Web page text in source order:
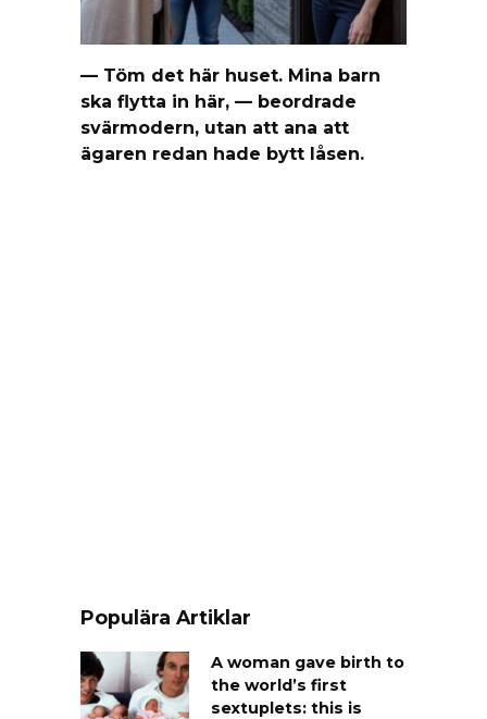
— Töm det här huset. Mina barn
ska flytta in här, — beordrade
svärmodern, utan att ana att
ägaren redan hade bytt låsen.
Populära Artiklar
A woman gave birth to
the world’s first
sextuplets: this is